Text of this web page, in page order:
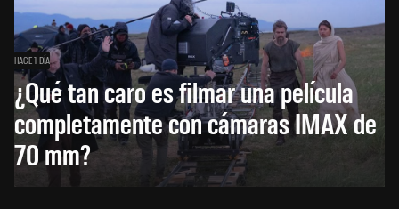
HACE 1 DÍA
¿Qué tan caro es filmar una película
completamente con cámaras IMAX de
70 mm?